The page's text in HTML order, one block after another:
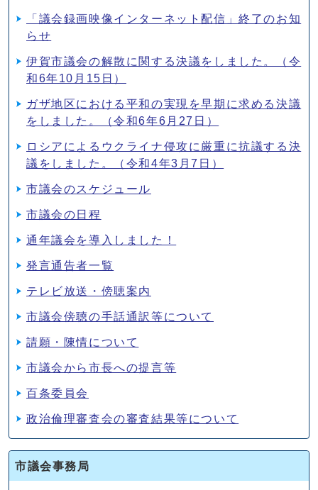
「議会録画映像インターネット配信」終了のお知
らせ
伊賀市議会の解散に関する決議をしました。（令
和6年10月15日）
ガザ地区における平和の実現を早期に求める決議
をしました。（令和6年6月27日）
ロシアによるウクライナ侵攻に厳重に抗議する決
議をしました。（令和4年3月7日）
市議会のスケジュール
市議会の日程
通年議会を導入しました！
発言通告者一覧
テレビ放送・傍聴案内
市議会傍聴の手話通訳等について
請願・陳情について
市議会から市長への提言等
百条委員会
政治倫理審査会の審査結果等について
市議会事務局